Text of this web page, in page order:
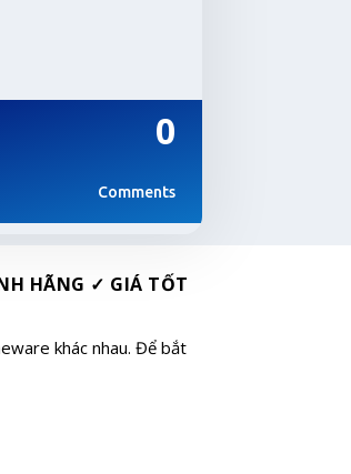
0
Comments
HÃNG ✓ GIÁ TỐT
khác nhau. Để bắt